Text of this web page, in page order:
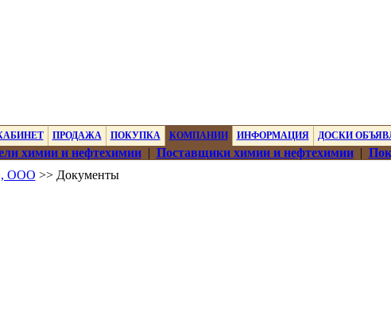
ПРОДАЖА ПОКУПКА КОМПАНИИ ИНФОРМАЦИЯ ДОСКИ
химии и нефтехимии| Поставщики химии и нефтехимии|
ООО >> Документы